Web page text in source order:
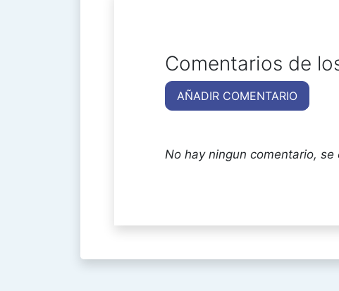
Comentarios de
AÑADIR COMENTARIO
No hay ningun comentario,